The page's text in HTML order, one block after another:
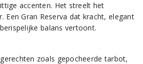
accenten. Het streelt het
Een Gran Reserva dat kracht, elegant
balans vertoont.
zoals gepocheerde tarbot,